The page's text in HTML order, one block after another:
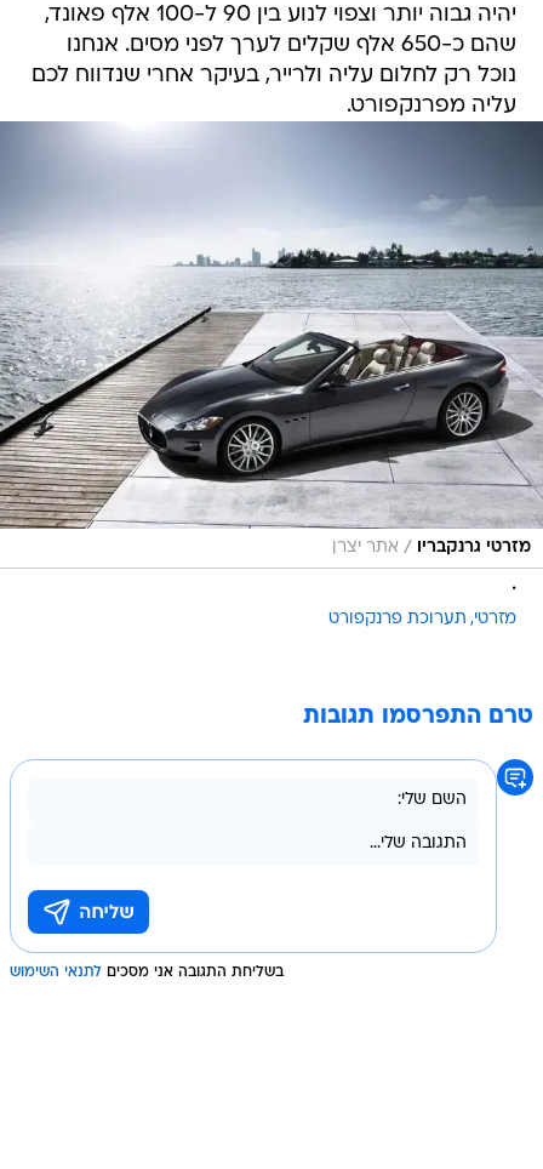
יהיה גבוה יותר וצפוי לנוע בין 90 ל-100 אלף פאונד,
שהם כ-650 אלף שקלים לערך לפני מסים. אנחנו
נוכל רק לחלום עליה ולרייר, בעיקר אחרי שנדווח לכם
עליה מפרנקפורט.
מזרטי גרנקבריו / אתר יצרן
.
מזרטי תערוכת פרנקפורט
טרם התפרסמו תגובות
בשליחת התגובה אני מסכים לתנאי השימוש